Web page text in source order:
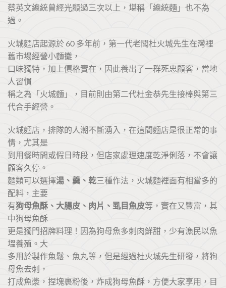
蔡英文總統曾經光顧過三次以上，堪稱「總統麵」也不為
過。
火城麵店起源於 60 多年前，第一代老闆杜火城先生在灣裡
舊市場經營小麵攤，
口味獨特，加上價格實在，因此養出了一群死忠顧客，當地
人習慣
稱之為「火城麵」，目前則由第二代杜金恭先生接棒與第三
代合手經營。
火城麵店，排隊的人潮不斷湧入，在這間麵店是很正常的事
情，尤其是
到用餐時間或假日時段，但店家處理速度乾淨俐落，不會讓
顧客久停。
麵類可以選擇湯、羹、乾三種作法，火城麵裡面有相當多的
配料，主要
有狗母魚酥、大腸皮、肉片、虱目魚皮等，實在又豐富，其
中狗母魚酥
更是獨門招牌料理！因為狗母魚多刺肉鮮甜，少有漁民以魚
塭養殖。大
多用於製作魚鬆、魚丸等，但是經過杜火城先生研發，將狗
母魚去刺，
打成魚漿，捏塊裹粉後，炸成狗母魚酥，方便大家享用，目